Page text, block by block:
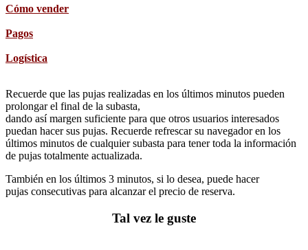
Cómo vender
Pagos
Logística
Recuerde que las pujas realizadas en los últimos minutos pueden
prolongar el final de la subasta,
dando así margen suficiente para que otros usuarios interesados
puedan hacer sus pujas. Recuerde refrescar su navegador en los
últimos minutos de cualquier subasta para tener toda la información
de pujas totalmente actualizada.
También en los últimos 3 minutos, si lo desea, puede hacer
pujas consecutivas para alcanzar el precio de reserva.
Tal vez le guste